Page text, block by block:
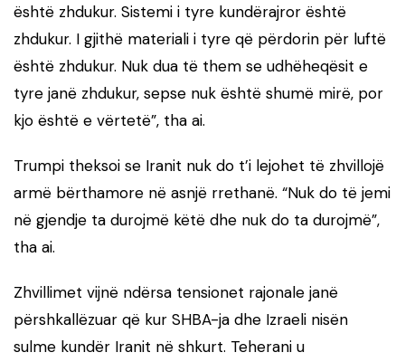
është zhdukur. Sistemi i tyre kundërajror është
zhdukur. I gjithë materiali i tyre që përdorin për luftë
është zhdukur. Nuk dua të them se udhëheqësit e
tyre janë zhdukur, sepse nuk është shumë mirë, por
kjo është e vërtetë”, tha ai.
Trumpi theksoi se Iranit nuk do t’i lejohet të zhvillojë
armë bërthamore në asnjë rrethanë. “Nuk do të jemi
në gjendje ta durojmë këtë dhe nuk do ta durojmë”,
tha ai.
Zhvillimet vijnë ndërsa tensionet rajonale janë
përshkallëzuar që kur SHBA-ja dhe Izraeli nisën
sulme kundër Iranit në shkurt. Teherani u